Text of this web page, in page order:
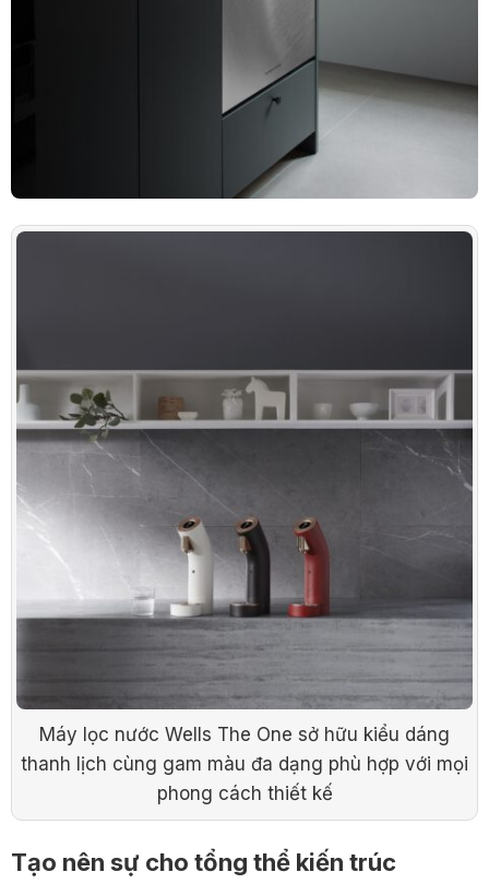
Máy lọc nước Wells The One sở hữu kiểu dáng
thanh lịch cùng gam màu đa dạng phù hợp với mọi
phong cách thiết kế
Tạo nên sự cho tổng thể kiến trúc